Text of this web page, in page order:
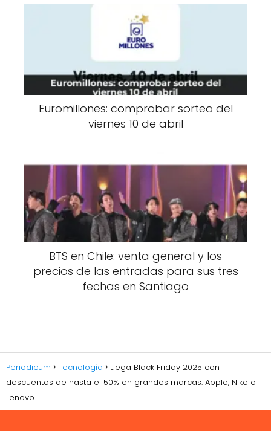
Euromillones: comprobar sorteo del
viernes 10 de abril
BTS en Chile: venta general y los
precios de las entradas para sus tres
fechas en Santiago
Periodicum Tecnología
Llega Black Friday 2025 con
descuentos de hasta el 50% en grandes marcas: Apple, Nike o
Lenovo